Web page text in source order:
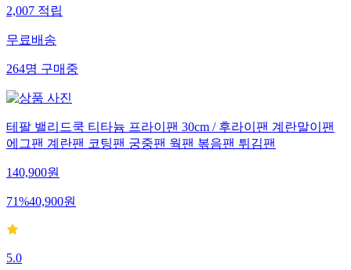
2,007 적립
무료배송
264명 구매중
테팔 밸리드쿡 티타늄 프라이팬 30cm / 후라이팬 계란말이팬
에그팬 계란팬 코팅팬 궁중팬 웍팬 볶음팬 튀김팬
140,900원
71%40,900원
5.0